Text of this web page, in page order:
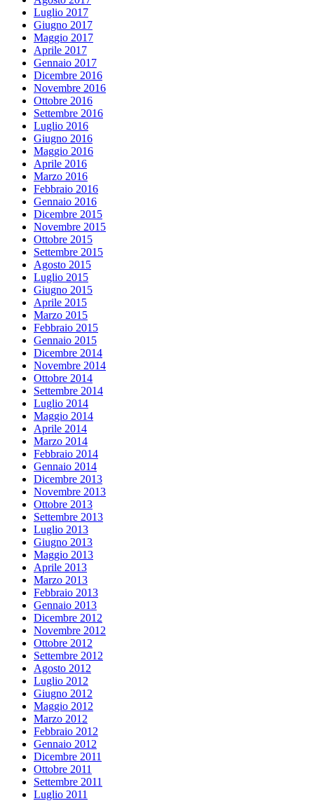
Luglio 2017
Giugno 2017
Maggio 2017
Aprile 2017
Gennaio 2017
Dicembre 2016
Novembre 2016
Ottobre 2016
Settembre 2016
Luglio 2016
Giugno 2016
Maggio 2016
Aprile 2016
Marzo 2016
Febbraio 2016
Gennaio 2016
Dicembre 2015
Novembre 2015
Ottobre 2015
Settembre 2015
Agosto 2015
Luglio 2015
Giugno 2015
Aprile 2015
Marzo 2015
Febbraio 2015
Gennaio 2015
Dicembre 2014
Novembre 2014
Ottobre 2014
Settembre 2014
Luglio 2014
Maggio 2014
Aprile 2014
Marzo 2014
Febbraio 2014
Gennaio 2014
Dicembre 2013
Novembre 2013
Ottobre 2013
Settembre 2013
Luglio 2013
Giugno 2013
Maggio 2013
Aprile 2013
Marzo 2013
Febbraio 2013
Gennaio 2013
Dicembre 2012
Novembre 2012
Ottobre 2012
Settembre 2012
Agosto 2012
Luglio 2012
Giugno 2012
Maggio 2012
Marzo 2012
Febbraio 2012
Gennaio 2012
Dicembre 2011
Ottobre 2011
Settembre 2011
Luglio 2011